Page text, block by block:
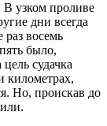
узком проливе
дни всегда
восемь
было,
судачка
километрах,
Но, проискав до